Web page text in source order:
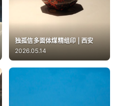
独孤信多面体煤精组印 | 西安
2026.05.14